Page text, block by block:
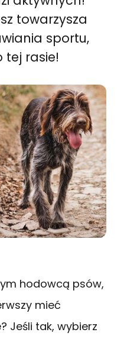
towarzysza
sportu,
tej rasie!
hodowcą psów,
mieć
Jeśli tak, wybierz